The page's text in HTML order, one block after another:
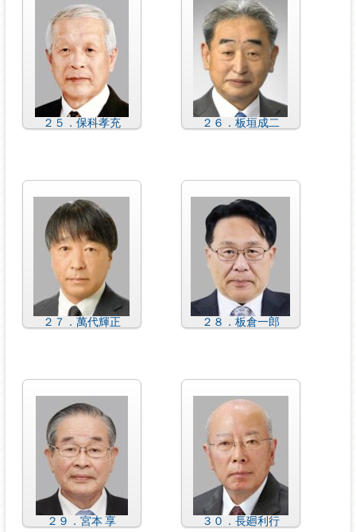
２５．保科孝充 ２６．板垣成二
２７．萬代輝正 ２８．板倉一郎
２９．宮本 享 ３０．長廻利行